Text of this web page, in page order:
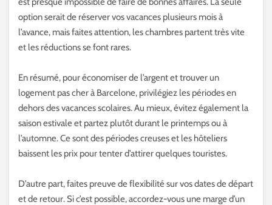
option serait de réserver vos vacances plusieurs mois à
l’avance, mais faites attention, les chambres partent très vite
et les réductions se font rares.
En résumé, pour économiser de l’argent et trouver un
logement pas cher à Barcelone, privilégiez les périodes en
dehors des vacances scolaires. Au mieux, évitez également la
saison estivale et partez plutôt durant le printemps ou à
l’automne. Ce sont des périodes creuses et les hôteliers
baissent les prix pour tenter d’attirer quelques touristes.
D’autre part, faites preuve de flexibilité sur vos dates de départ
et de retour. Si c’est possible, accordez-vous une marge d’un